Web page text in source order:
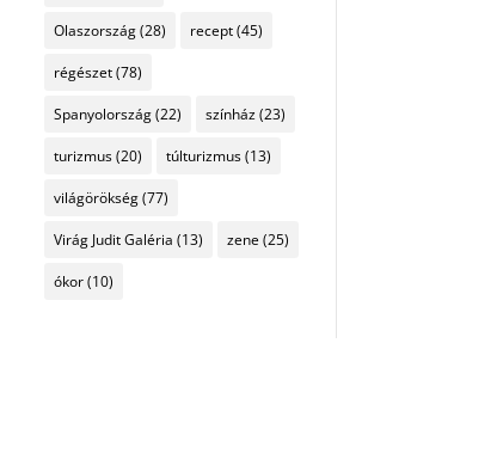
Olaszország(28) recept(45)
régészet(78)
Spanyolország(22) színház(23)
turizmus(20) túlturizmus(13)
világörökség(77)
Virág Judit Galéria (13) zene (25)
ókor(10)